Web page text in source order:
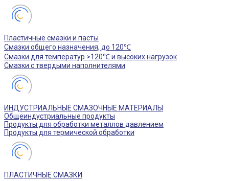
Пластичные смазки и пасты
Смазки общего назначения, до 120℃
Смазки для температур >120℃ и высоких нагрузок
Смазки с твердыми наполнителями
ИНДУСТРИАЛЬНЫЕ СМАЗОЧНЫЕ МАТЕРИАЛЫ
Общеиндустриальные продукты
Продукты для обработки металлов давлением
Продукты для термической обработки
ПЛАСТИЧНЫЕ СМАЗКИ